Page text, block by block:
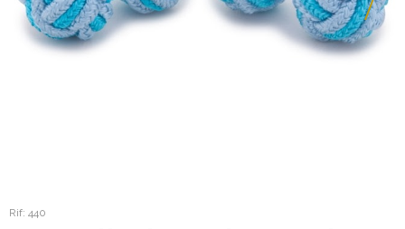
Rif: 440